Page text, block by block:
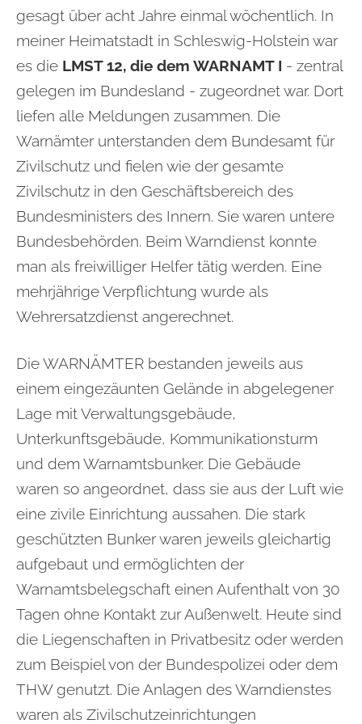
gesagt über acht Jahre einmal wöchentlich. In
meiner Heimatstadt in Schleswig-Holstein war
es die LMST 12, die dem WARNAMT I - zentral
gelegen im Bundesland - zugeordnet war. Dort
liefen alle Meldungen zusammen. Die
Warnämter unterstanden dem Bundesamt für
Zivilschutz und fielen wie der gesamte
Zivilschutz in den Geschäftsbereich des
Bundesministers des Innern. Sie waren untere
Bundesbehörden. Beim Warndienst konnte
man als freiwilliger Helfer tätig werden. Eine
mehrjährige Verpflichtung wurde als
Wehrersatzdienst angerechnet.
Die WARNÄMTER bestanden jeweils aus
einem eingezäunten Gelände in abgelegener
Lage mit Verwaltungsgebäude,
Unterkunftsgebäude, Kommunikationsturm
und dem Warnamtsbunker. Die Gebäude
waren so angeordnet, dass sie aus der Luft wie
eine zivile Einrichtung aussahen. Die stark
geschützten Bunker waren jeweils gleichartig
aufgebaut und ermöglichten der
Warnamtsbelegschaft einen Aufenthalt von 30
Tagen ohne Kontakt zur Außenwelt. Heute sind
die Liegenschaften in Privatbesitz oder werden
zum Beispiel von der Bundespolizei oder dem
THW genutzt. Die Anlagen des Warndienstes
waren als Zivilschutzeinrichtungen